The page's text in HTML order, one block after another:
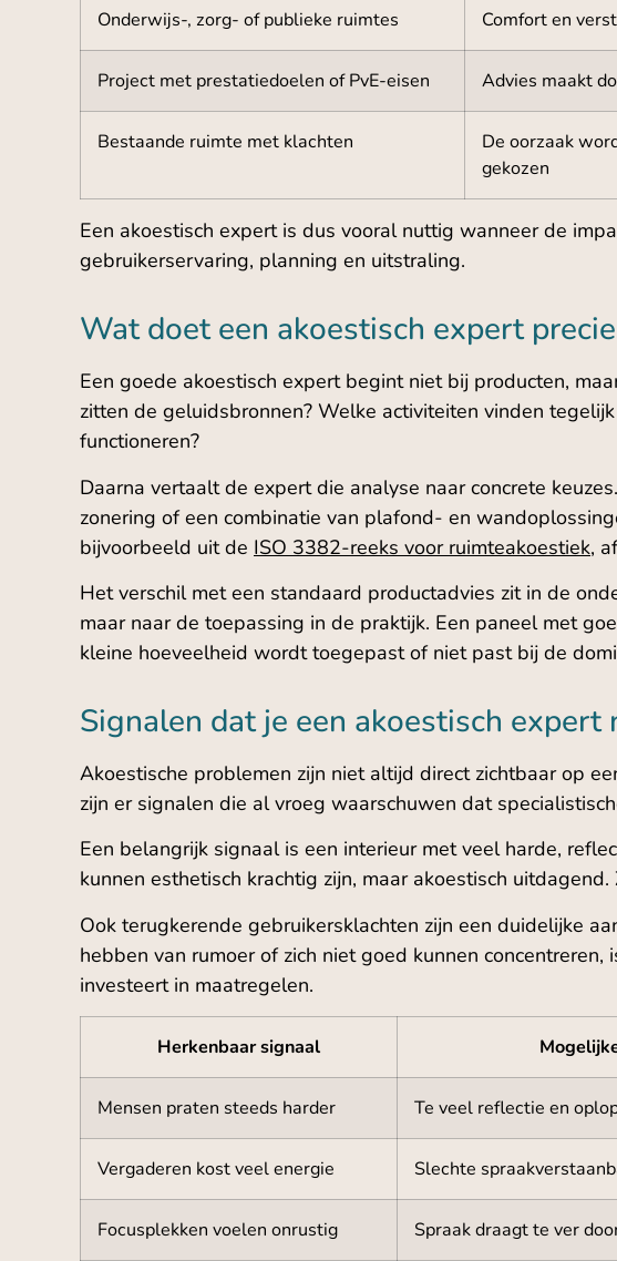
Onderwijs-, zorg- of publieke ruimtes Comfort en
Project met prestatiedoelen of PvE-eisen Advies maakt
Bestaande ruimte met klachten
De oorzaak
gekozen
Een akoestisch expert is dus vooral nuttig wanneer de
gebruikerservaring, planning en uitstraling.
Wat doet een akoestisch expert
Een goede akoestisch expert begint niet bij producten,
zitten de geluidsbronnen? Welke activiteiten vinden
functioneren?
Daarna vertaalt de expert die analyse naar concrete
zonering of een combinatie van plafond- en
bijvoorbeeld uit de ISO 3382-reeks voor ruimteakoestiek,
Het verschil met een standaard productadvies zit in de
maar naar de toepassing in de praktijk. Een paneel met
kleine hoeveelheid wordt toegepast of niet past bij de
Signalen dat je een akoestisch expert
Akoestische problemen zijn niet altijd direct zichtbaar op
zijn er signalen die al vroeg waarschuwen dat
Een belangrijk signaal is een interieur met veel harde,
kunnen esthetisch krachtig zijn, maar akoestisch
Ook terugkerende gebruikersklachten zijn een duidelijke
hebben van rumoer of zich niet goed kunnen
investeert in maatregelen.
Herkenbaar signaal
Mensen praten steeds harder Te veel reflectie en
Vergaderen kost veel energie Slechte
Focusplekken voelen onrustig Spraak draagt te ver